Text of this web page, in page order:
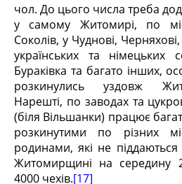
чол. До цього числа треба
у самому Житомирі, по
Соколів, у Чуднові,
українських та німецьких
Бураківка та багато інших,
розкинулись уздовж
Нарешті, по заводах та
(біля Вільшанки) працює
розкинутими по різних
родинами, які не
Житомирщині на середину
4000 чехів.[17]